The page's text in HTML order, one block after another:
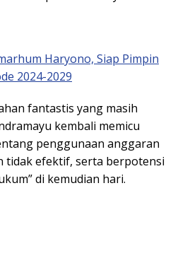
Haryono, Siap Pimpin
2024-2029
fantastis yang masih
kembali memicu
penggunaan anggaran
tidak efektif, serta berpotensi
di kemudian hari.